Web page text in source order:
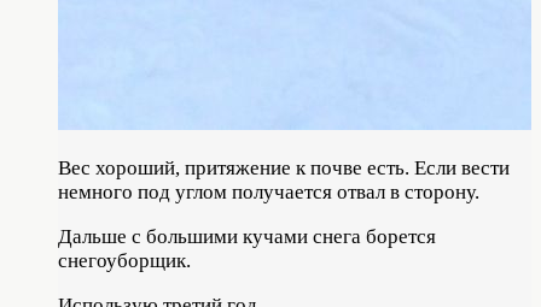
Вес хороший, притяжение к почве есть. Если вести
немного под углом получается отвал в сторону.
Дальше с большими кучами снега борется
снегоуборщик.